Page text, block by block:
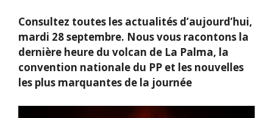
Consultez toutes les actualités d’aujourd’hui,
mardi 28 septembre. Nous vous racontons la
dernière heure du volcan de La Palma, la
convention nationale du PP et les nouvelles
les plus marquantes de la journée